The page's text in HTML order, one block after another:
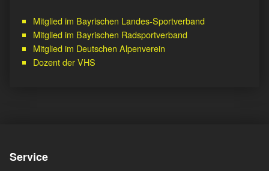
Mitglied im Bayrischen Landes-Sportverband
Mitglied im Bayrischen Radsportverband
Mitglied im Deutschen Alpenverein
Dozent der VHS
Service